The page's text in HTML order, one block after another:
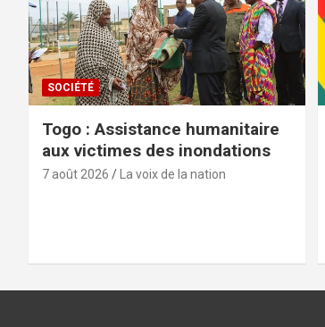
SOCIÉTÉ
Togo : Assistance humanitaire
aux victimes des inondations
7 août 2026 La voix de la nation